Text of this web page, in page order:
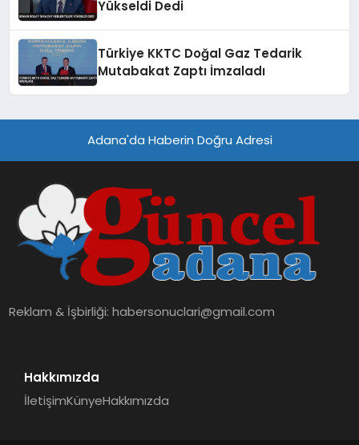
Yükseldi Dedi
Türkiye KKTC Doğal Gaz Tedarik
Mutabakat Zaptı İmzaladı
Adana'da Haberin Doğru Adresi
Reklam & İşbirliği:habersonuclari@gmail.com
Hakkımızda
İletişimKünyeHakkımızda